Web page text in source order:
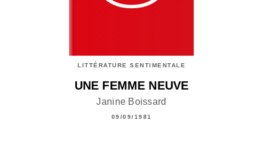
LITTÉRATURE SENTIMENTALE
UNE FEMME NEUVE
Janine Boissard
09/09/1981